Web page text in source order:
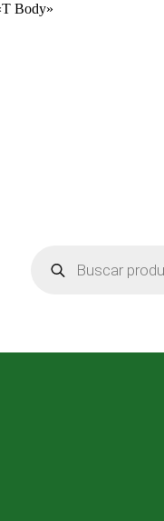
Body»
productos